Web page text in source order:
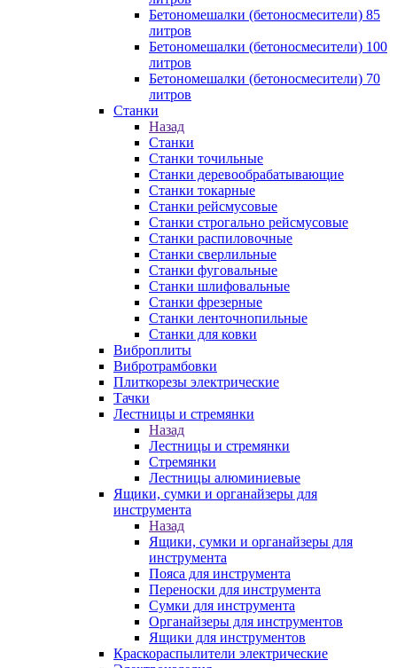
Бетономешалки (бетоносмесители) 85
литров
Бетономешалки (бетоносмесители) 100
литров
Бетономешалки (бетоносмесители) 70
литров
Станки
Назад
Станки
Станки точильные
Станки деревообрабатывающие
Станки токарные
Станки рейсмусовые
Станки строгально рейсмусовые
Станки распиловочные
Станки сверлильные
Станки фуговальные
Станки шлифовальные
Станки фрезерные
Станки ленточнопильные
Станки для ковки
Виброплиты
Вибротрамбовки
Плиткорезы электрические
Тачки
Лестницы и стремянки
Назад
Лестницы и стремянки
Стремянки
Лестницы алюминиевые
Ящики, сумки и органайзеры для
инструмента
Назад
Ящики, сумки и органайзеры для
инструмента
Пояса для инструмента
Переноски для инструмента
Сумки для инструмента
Органайзеры для инструментов
Ящики для инструментов
Краскораспылители электрические